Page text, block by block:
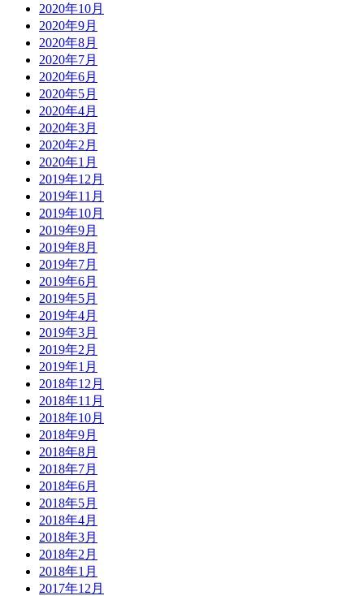
2020年10月
2020年9月
2020年8月
2020年7月
2020年6月
2020年5月
2020年4月
2020年3月
2020年2月
2020年1月
2019年12月
2019年11月
2019年10月
2019年9月
2019年8月
2019年7月
2019年6月
2019年5月
2019年4月
2019年3月
2019年2月
2019年1月
2018年12月
2018年11月
2018年10月
2018年9月
2018年8月
2018年7月
2018年6月
2018年5月
2018年4月
2018年3月
2018年2月
2018年1月
2017年12月